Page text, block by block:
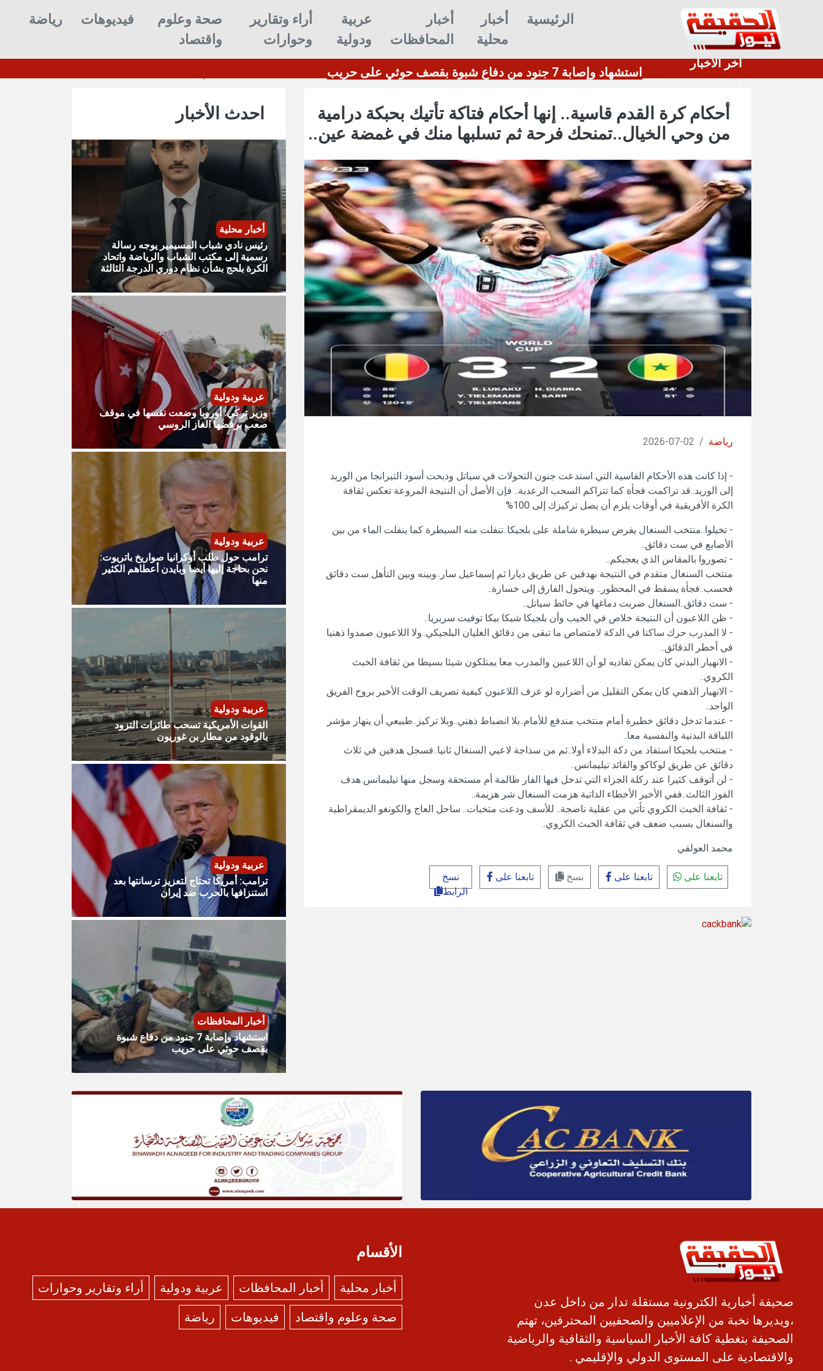
الرئيسية
أخبار
محلية
أخبار
المحافظات
عربية
ودولية
أراء وتقارير
وحوارات
صحة وعلوم
واقتصاد
فيديوهات رياضة
أخر الأخبار
:
لتعزيز ترسانتها بعد استنزافها بالحرب ضد إيران استشهاد وإصابة 7 جنود من دفاع شبوة بقصف حوثي على حريب
أحكام كرة القدم قاسية.. إنها أحكام فتاكة تأتيك بحبكة درامية
من وحي الخيال..تمنحك فرحة ثم تسلبها منك في غمضة عين..
رياضة /
02-07-2026
- إذا كانت هذه الأحكام القاسية التي استدعت جنون التحولات في سياتل وذبحت أسود التيرانجا من الوريد
إلى الوريد..قد تراكمت فجأة كما تتراكم السحب الرعدية.. فإن الأصل أن النتيجة المروعة تعكس ثقافة
الكرة الأفريقية في أوقات يلزم أن يصل تركيزك إلى 100%
- تخيلوا..منتخب السنغال يفرض سيطرة شاملة على بلجيكا..تنفلت منه السيطرة كما ينفلت الماء من بين
الأصابع في ست دقائق..
- تصوروا بالمقاس الذي يعجبكم..
منتخب السنغال متقدم في النتيجة بهدفين عن طريق ديارا ثم إسماعيل سار..وبينه وبين التأهل ست دقائق
فحسب..فجأة يسقط في المحظور.. ويتحول الفارق إلى خسارة..
- ست دقائق..السنغال ضربت دماغها في حائط سياتل..
- ظن اللاعبون أن النتيجة خلاص في الجيب وأن بلجيكا شيكا بيكا توفيت سريريا..
- لا المدرب حرك ساكنا في الدكة لامتصاص ما تبقى من دقائق الغليان البلجيكي..ولا اللاعبون صمدوا ذهنيا
في أخطر الدقائق..
- الانهيار البدني كان يمكن تفاديه لو أن اللاعبين والمدرب معا يمتلكون شيئا بسيطا من ثقافة الخبث
الكروي..
- الانهيار الذهني كان يمكن التقليل من أضراره لو عرف اللاعبون كيفية تصريف الوقت الأخير بروح الفريق
الواحد..
- عندما تدخل دقائق خطيرة أمام منتخب مندفع للأمام..بلا انضباط ذهني..وبلا تركيز..طبيعي أن ينهار مؤشر
اللياقة البدنية والنفسية معا..
- منتخب بلجيكا استفاد من دكة البدلاء أولا..ثم من سذاجة لاعبي السنغال ثانيا..فسجل هدفين في ثلاث
دقائق عن طريق لوكاكو والقائد تيليمانس..
- لن أتوقف كثيرا عند ركلة الجزاء التي تدخل فيها الفار ظالمة أم مستحقة وسجل منها تيليمانس هدف
الفوز الثالث..ففي الأخير الأخطاء الذاتية هزمت السنغال شر هزيمة..
- ثقافة الخبث الكروي تأتي من عقلية ناضجة.. للأسف ودعت متخبات.. ساحل العاج والكونغو الديمقراطية
والسنغال بسبب ضعف في ثقافة الخبث الكروي..
محمد العولقي
تابعنا على تابعنا على نسخ تابعنا على
نسخ
الرابط
احدث الأخبار
أخبار محلية
رئيس نادي شباب المسيمير يوجه رسالة
رسمية إلى مكتب الشباب والرياضة واتحاد
الكرة بلحج بشأن نظام دوري الدرجة الثالثة
عربية ودولية
وزير تركي: أوروبا وضعت نفسها في موقف
صعب برفضها الغاز الروسي
عربية ودولية
ترامب حول طلب أوكرانيا صواريخ باتريوت:
نحن بحاجة إليها أيضا وبايدن أعطاهم الكثير
منها
عربية ودولية
القوات الأمريكية تسحب طائرات التزود
بالوقود من مطار بن غوريون
عربية ودولية
ترامب: أمريكا تحتاج لتعزيز ترسانتها بعد
استنزافها بالحرب ضد إيران
أخبار المحافظات
استشهاد وإصابة 7 جنود من دفاع شبوة
بقصف حوثي على حريب
صحيفة أخبارية الكترونية مستقلة تدار من داخل عدن
،ويديرها نخبة من الإعلاميين والصحفيين المحترفين، تهتم
الصحيفة بتغطية كافة الأخبار السياسية والثقافية والرياضية
والاقتصادية على المستوى الدولي والإقليمي .
الأقسام
أخبار محلية أخبار المحافظات عربية ودولية
أراء وتقارير وحوارات
صحة وعلوم واقتصاد
فيديوهات رياضة